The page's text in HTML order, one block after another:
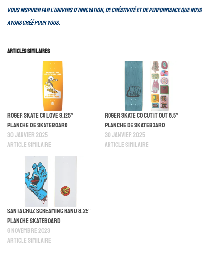
vous inspirer par l’univers d’innovation, de créativité et de performance que nous
avons créé pour vous.
Articles similaires
Roger Skate Co Love 9.125″
Planche De Skateboard
30 janvier 2025
Article similaire
Roger Skate Co Cut It Out 8.5″
Planche De Skateboard
30 janvier 2025
Article similaire
Santa Cruz Screaming hand 8.25″
Planche Skateboard
6 novembre 2023
Article similaire